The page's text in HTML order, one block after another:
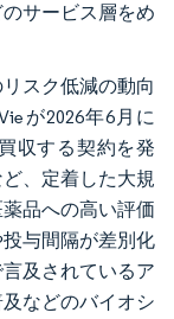
サービス層をめ
スク低減の動向
が2026年6月に
収する契約を発
、定着した大規
品への高い評価
与間隔が差別化
及されているア
などのバイオシ